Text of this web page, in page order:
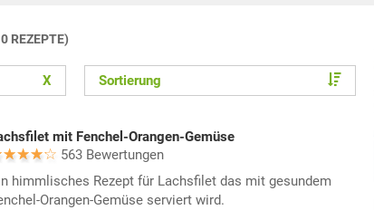
REZEPTE)
X Sortierung
mit Fenchel-Orangen-Gemüse
563 Bewertungen
himmlisches Rezept für Lachsfilet das mit gesundem
Orangen-Gemüse serviert wird.